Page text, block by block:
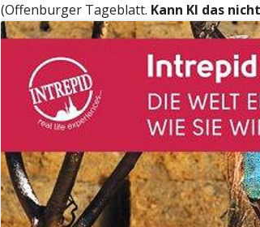
(Offenburger Tageblatt. Kann KI das